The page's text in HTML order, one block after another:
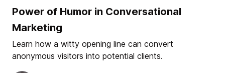
Power of Humor in Conversational
Marketing
Learn how a witty opening line can convert
anonymous visitors into potential clients.